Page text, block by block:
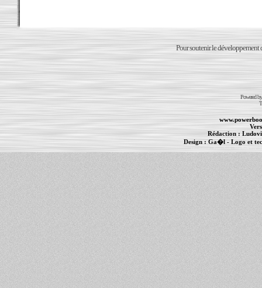
Pour soutenir le développement
Powered
Rédaction :
Design :Ga�l- Logo et
Informations :